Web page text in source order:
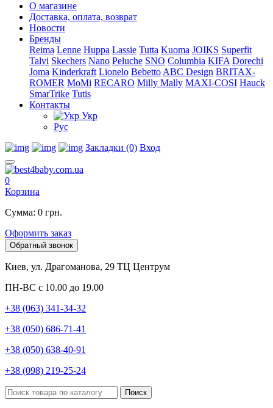
О магазине
Доставка, оплата, возврат
Новости
Бренды
Reima Lenne Huppa Lassie Tutta Kuoma JOIKS Superfit
Talvi Skechers Nano Peluche SNO Columbia KIFA Dorechi
Joma Kinderkraft Lionelo Bebetto ABC Design BRITAX-
ROMER MoMi RECARO Milly Mally MAXI-COSI Hauck
SmarTrike Tutis
Контакты
Укр
Рус
Закладки (0) Вход
0
Корзина
Сумма: 0 грн.
Оформить заказ
Обратный звонок
Киев, ул. Драгоманова, 29 ТЦ Центрум
ПН-ВС с 10.00 до 19.00
+38 (063) 341-34-32
+38 (050) 686-71-41
+38 (050) 638-40-91
+38 (098) 219-25-24
Поиск